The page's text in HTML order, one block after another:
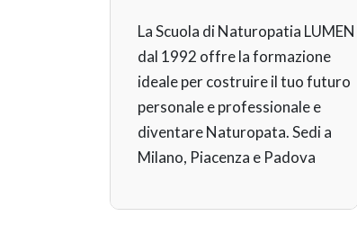
La Scuola di Naturopatia LUMEN
dal 1992 offre la formazione
ideale per costruire il tuo futuro
personale e professionale e
diventare Naturopata. Sedi a
Milano, Piacenza e Padova